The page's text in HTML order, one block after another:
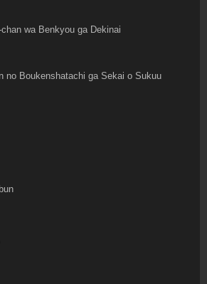
chan wa Benkyou ga Dekinai
no Boukenshatachi ga Sekai o Sukuu